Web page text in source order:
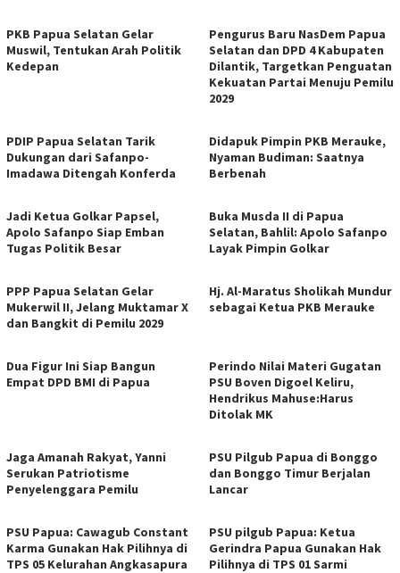
PKB Papua Selatan Gelar
Muswil, Tentukan Arah Politik
Kedepan
Pengurus Baru NasDem Papua
Selatan dan DPD 4 Kabupaten
Dilantik, Targetkan Penguatan
Kekuatan Partai Menuju Pemilu
2029
PDIP Papua Selatan Tarik
Dukungan dari Safanpo-
Imadawa Ditengah Konferda
Didapuk Pimpin PKB Merauke,
Nyaman Budiman: Saatnya
Berbenah
Jadi Ketua Golkar Papsel,
Apolo Safanpo Siap Emban
Tugas Politik Besar
Buka Musda II di Papua
Selatan, Bahlil: Apolo Safanpo
Layak Pimpin Golkar
PPP Papua Selatan Gelar
Mukerwil II, Jelang Muktamar X
dan Bangkit di Pemilu 2029
Hj. Al-Maratus Sholikah Mundur
sebagai Ketua PKB Merauke
Dua Figur Ini Siap Bangun
Empat DPD BMI di Papua
Perindo Nilai Materi Gugatan
PSU Boven Digoel Keliru,
Hendrikus Mahuse:Harus
Ditolak MK
Jaga Amanah Rakyat, Yanni
Serukan Patriotisme
Penyelenggara Pemilu
PSU Pilgub Papua di Bonggo
dan Bonggo Timur Berjalan
Lancar
PSU Papua: Cawagub Constant
Karma Gunakan Hak Pilihnya di
TPS 05 Kelurahan Angkasapura
PSU pilgub Papua: Ketua
Gerindra Papua Gunakan Hak
Pilihnya di TPS 01 Sarmi